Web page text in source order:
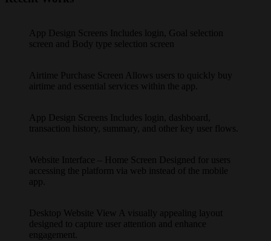
App Design Screens Includes login, Goal selection
screen and Body type selection screen
Airtime Purchase Screen Allows users to quickly buy
airtime and essential services within the app.
App Design Screens Includes login, dashboard,
transaction history, summary, and other key user flows.
Website Interface – Home Screen Designed for users
accessing the platform via web instead of the mobile
app.
Desktop Website View A visually appealing layout
designed to capture user attention and enhance
engagement.